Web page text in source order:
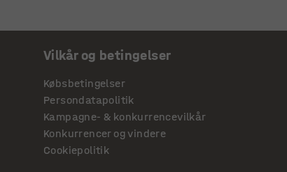
kontorcykel den
af dem selv. Det er
uden at skulle
tidskrævende
Vilkår og betingelser
Købsbetingelser
Persondatapolitik
Kampagne- & konkurrencevilkår
Konkurrencer og vindere
Cookiepolitik